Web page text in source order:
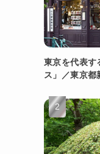
東京を代表す
ス」／東京都